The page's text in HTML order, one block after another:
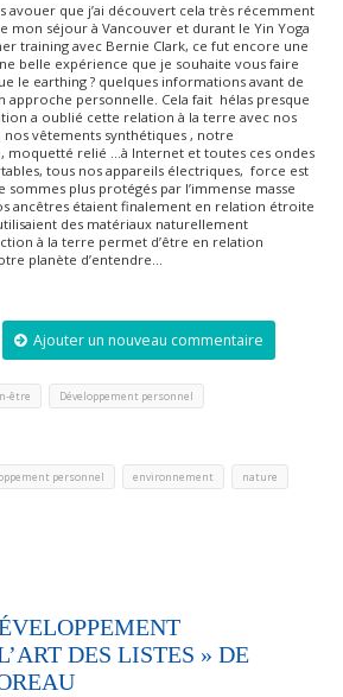
avouer que j’ai découvert cela très récemment
mon séjour à Vancouver et durant le Yin Yoga
training avec Bernie Clark, ce fut encore une
belle expérience que je souhaite vous faire
le earthing ? quelques informations avant de
personnelle. Cela fait hélas presque
a oublié cette relation à la terre avec nos
vêtements synthétiques , notre
moquetté relié …à Internet et toutes ces ondes
tous nos appareils électriques, force est
plus protégés par l’immense masse
ancêtres étaient finalement en relation étroite
des matériaux naturellement
à la terre permet d’être en relation
planète d’entendre…
Ajouter un nouveau commentaire
être Développement personnel
personnel environnement nature
DES LISTES » DE